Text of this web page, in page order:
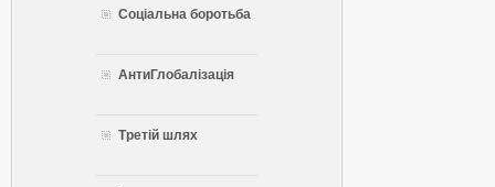
Соціальна боротьба
АнтиГлобалізація
Третій шлях